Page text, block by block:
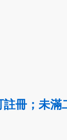
註冊 ； 未滿